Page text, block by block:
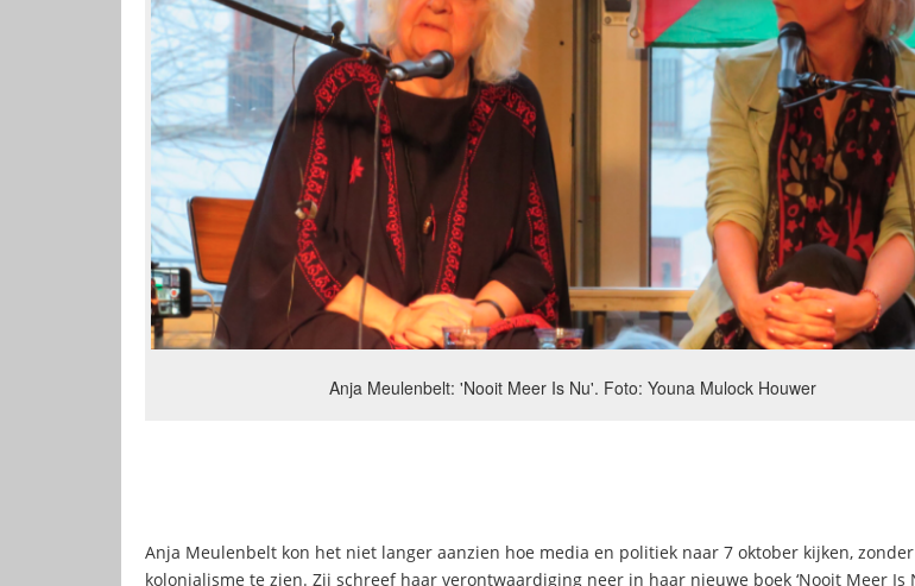
Anja Meulenbelt: 'Nooit Meer Is Nu'. Foto: Youna Mulock Houwer
Anja Meulenbelt kon het niet langer aanzien hoe media en politiek naar 7 oktober kijken,
kolonialisme te zien. Zij schreef haar verontwaardiging neer in haar nieuwe boek ‘Nooit Meer Is